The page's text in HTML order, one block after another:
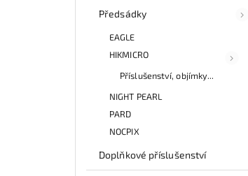
Předsádky
EAGLE
HIKMICRO
Příslušenství, objímky...
NIGHT PEARL
PARD
NOCPIX
Doplňkové příslušenství